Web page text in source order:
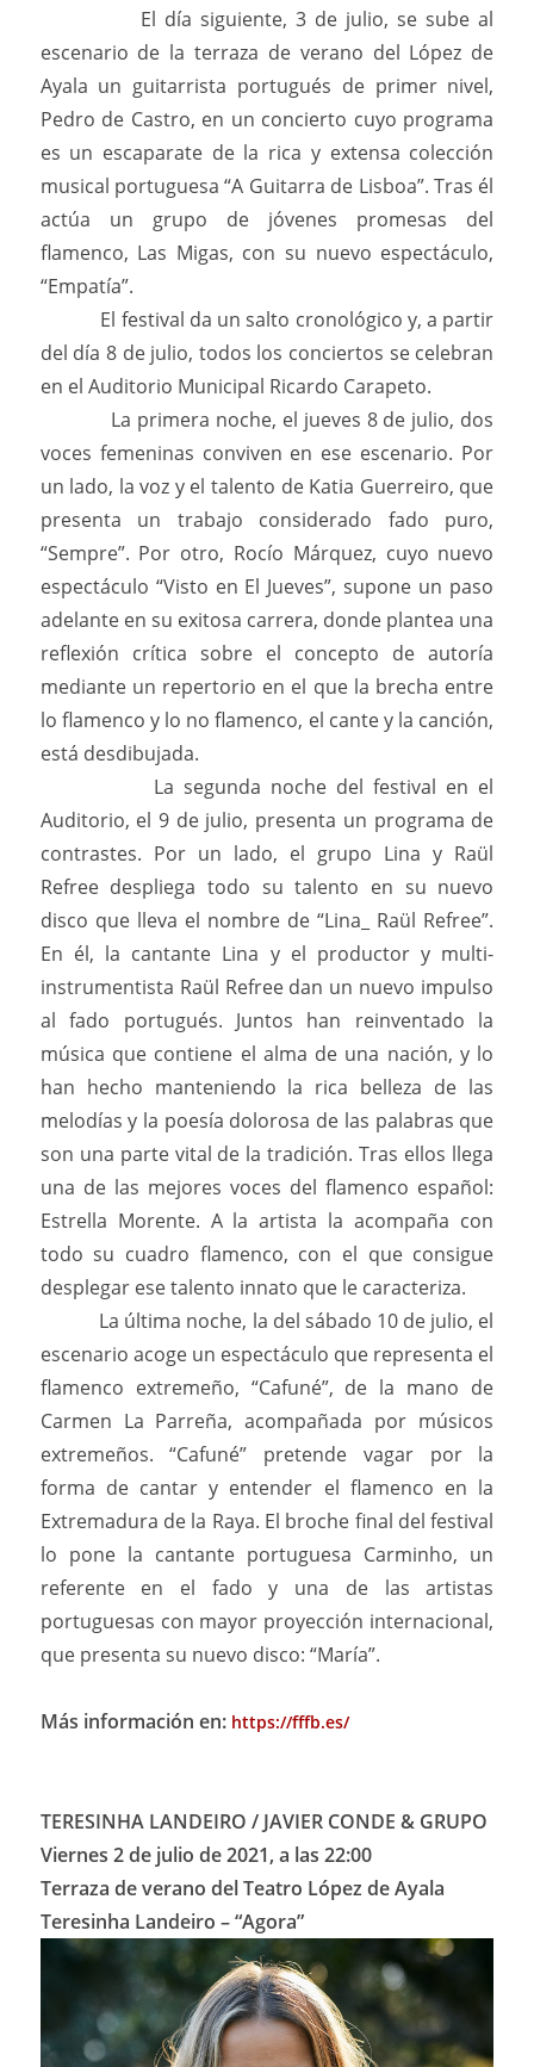
El día siguiente, 3 de julio, se sube al
escenario de la terraza de verano del López de
Ayala un guitarrista portugués de primer nivel,
Pedro de Castro, en un concierto cuyo programa
es un escaparate de la rica y extensa colección
musical portuguesa “A Guitarra de Lisboa”. Tras él
actúa un grupo de jóvenes promesas del
flamenco, Las Migas, con su nuevo espectáculo,
“Empatía”.
El festival da un salto cronológico y, a partir
del día 8 de julio, todos los conciertos se celebran
en el Auditorio Municipal Ricardo Carapeto.
La primera noche, el jueves 8 de julio, dos
voces femeninas conviven en ese escenario. Por
un lado, la voz y el talento de Katia Guerreiro, que
presenta un trabajo considerado fado puro,
“Sempre”. Por otro, Rocío Márquez, cuyo nuevo
espectáculo “Visto en El Jueves”, supone un paso
adelante en su exitosa carrera, donde plantea una
reflexión crítica sobre el concepto de autoría
mediante un repertorio en el que la brecha entre
lo flamenco y lo no flamenco, el cante y la canción,
está desdibujada.
La segunda noche del festival en el
Auditorio, el 9 de julio, presenta un programa de
contrastes. Por un lado, el grupo Lina y Raül
Refree despliega todo su talento en su nuevo
disco que lleva el nombre de “Lina_ Raül Refree”.
En él, la cantante Lina y el productor y multi-
instrumentista Raül Refree dan un nuevo impulso
al fado portugués. Juntos han reinventado la
música que contiene el alma de una nación, y lo
han hecho manteniendo la rica belleza de las
melodías y la poesía dolorosa de las palabras que
son una parte vital de la tradición. Tras ellos llega
una de las mejores voces del flamenco español:
Estrella Morente. A la artista la acompaña con
todo su cuadro flamenco, con el que consigue
desplegar ese talento innato que le caracteriza.
La última noche, la del sábado 10 de julio, el
escenario acoge un espectáculo que representa el
flamenco extremeño, “Cafuné”, de la mano de
Carmen La Parreña, acompañada por músicos
extremeños. “Cafuné” pretende vagar por la
forma de cantar y entender el flamenco en la
Extremadura de la Raya. El broche final del festival
lo pone la cantante portuguesa Carminho, un
referente en el fado y una de las artistas
portuguesas con mayor proyección internacional,
que presenta su nuevo disco: “María”.
Más información en: https://fffb.es/
TERESINHA LANDEIRO / JAVIER CONDE & GRUPO
Viernes 2 de julio de 2021, a las 22:00
Terraza de verano del Teatro López de Ayala
Teresinha Landeiro – “Agora”